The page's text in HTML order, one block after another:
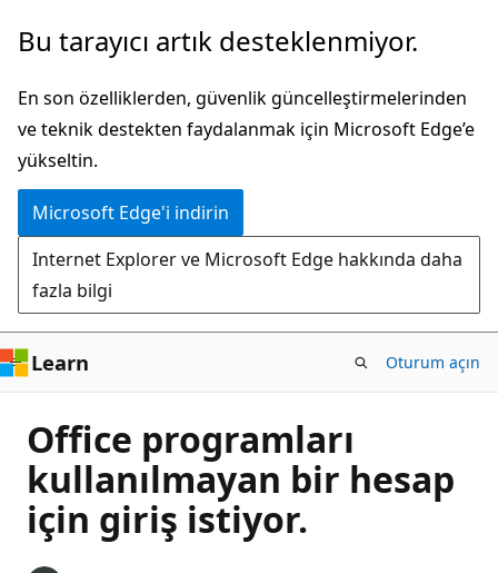
Ana
atla
Bu tarayıcı artık desteklenmiyor.
En son özelliklerden, güvenlik güncelleştirmelerinden
ve teknik destekten faydalanmak için Microsoft Edge’e
yükseltin.
Microsoft Edge'i indirin
Internet Explorer ve Microsoft Edge hakkında daha
fazla bilgi
Learn Oturum açın
Office programları
kullanılmayan bir hesap
için giriş istiyor.